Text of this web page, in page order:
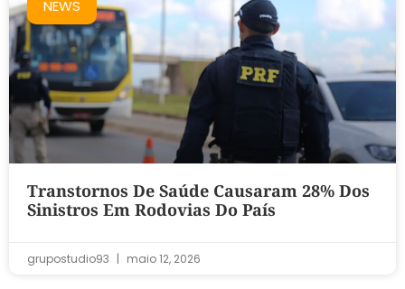
NEWS
Transtornos De Saúde Causaram 28% Dos
Sinistros Em Rodovias Do País
grupostudio93 maio 12, 2026